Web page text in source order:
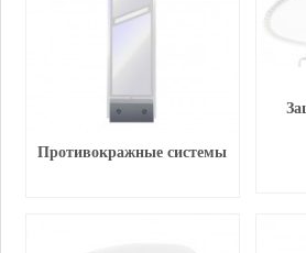
Противокражные системы